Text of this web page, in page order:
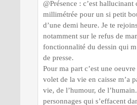
@Présence : c’est hallucinant
millimétrée pour un si petit
d’une demi heure. Je te
notamment sur le refus de
fonctionnalité du dessin qui
de presse.
Pour ma part c’est une
volet de la vie en caisse m’a
vie, de l’humour, de
personnages qui s’effacent